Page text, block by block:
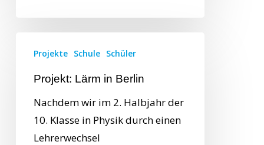
Projekte Schule Schüler
Projekt: Lärm in Berlin
Nachdem wir im 2. Halbjahr der
10. Klasse in Physik durch einen
Lehrerwechsel